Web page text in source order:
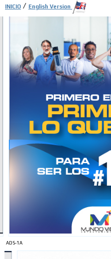
ADS-1A
INICIO / English Version
ADS-3A
ADS-3B